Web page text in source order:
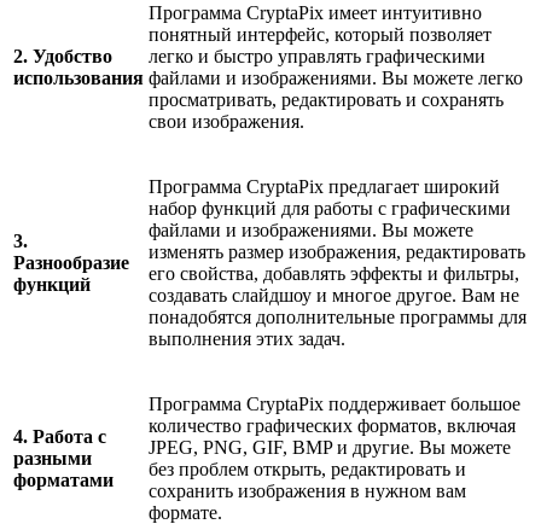
2. Удобство
использования
Программа CryptaPix имеет интуитивно
понятный интерфейс, который позволяет
легко и быстро управлять графическими
файлами и изображениями. Вы можете легко
просматривать, редактировать и сохранять
свои изображения.
3.
Разнообразие
функций
Программа CryptaPix предлагает широкий
набор функций для работы с графическими
файлами и изображениями. Вы можете
изменять размер изображения, редактировать
его свойства, добавлять эффекты и фильтры,
создавать слайдшоу и многое другое. Вам не
понадобятся дополнительные программы для
выполнения этих задач.
4. Работа с
разными
форматами
Программа CryptaPix поддерживает большое
количество графических форматов, включая
JPEG, PNG, GIF, BMP и другие. Вы можете
без проблем открыть, редактировать и
сохранить изображения в нужном вам
формате.